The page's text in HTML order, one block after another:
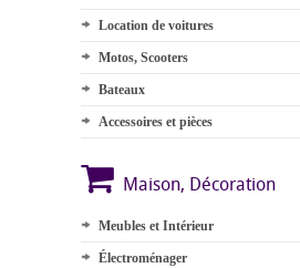
Location de voitures
Motos, Scooters
Bateaux
Accessoires et pièces
Maison, Décoration
Meubles et Intérieur
Électroménager